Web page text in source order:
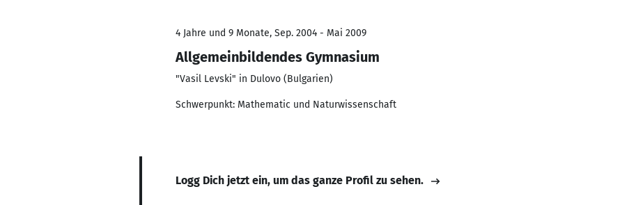
4 Jahre und 9 Monate, Sep. 2004 - Mai 2009
Allgemeinbildendes Gymnasium
"Vasil Levski" in Dulovo (Bulgarien)
Schwerpunkt: Mathematic und Naturwissenschaft
Logg Dich jetzt ein, um das ganze Profil zu sehen.